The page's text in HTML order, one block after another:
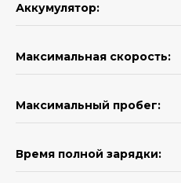
Аккумулятор:
Максимальная скорость:
Максимальный пробег:
Время полной зарядки: